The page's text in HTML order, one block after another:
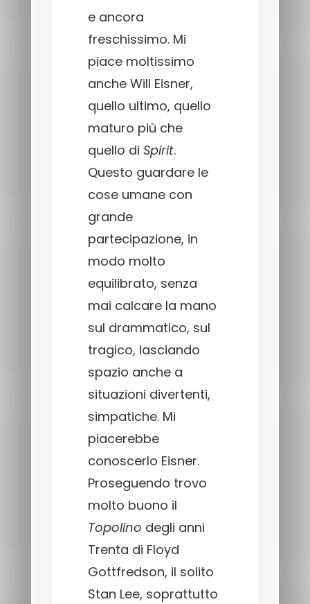
e ancora
freschissimo. Mi
piace moltissimo
anche Will Eisner,
quello ultimo, quello
maturo più che
quello di Spirit.
Questo guardare le
cose umane con
grande
partecipazione, in
modo molto
equilibrato, senza
mai calcare la mano
sul drammatico, sul
tragico, lasciando
spazio anche a
situazioni divertenti,
simpatiche. Mi
piacerebbe
conoscerlo Eisner.
Proseguendo trovo
molto buono il
Topolino degli anni
Trenta di Floyd
Gottfredson, il solito
Stan Lee, soprattutto